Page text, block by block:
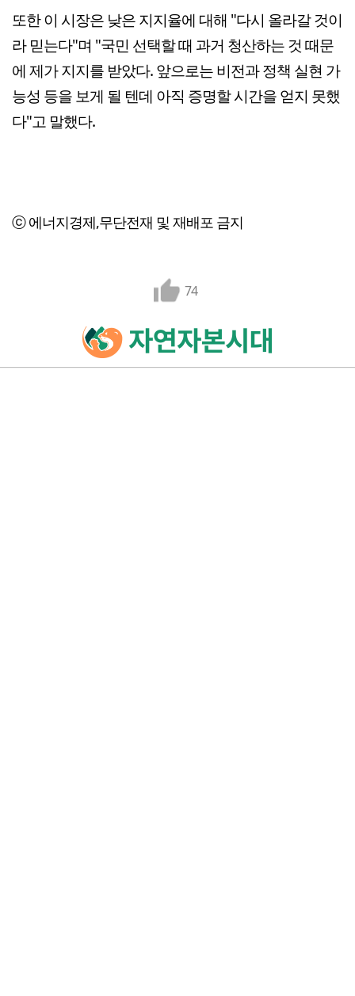
또한 이 시장은 낮은 지지율에 대해 "다시 올라갈 것이
라 믿는다"며 "국민 선택할 때 과거 청산하는 것 때문
에 제가 지지를 받았다. 앞으로는 비전과 정책 실현 가
능성 등을 보게 될 텐데 아직 증명할 시간을 얻지 못했
다"고 말했다.
ⓒ 에너지경제,무단전재 및 재배포 금지
74